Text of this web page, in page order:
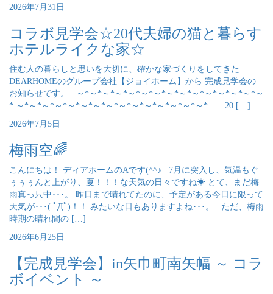
2026年7月31日
コラボ見学会☆20代夫婦の猫と暮らす
ホテルライクな家☆
住む人の暮らしと思いを大切に、確かな家づくりをしてきた
DEARHOMEのグループ会社【ジョイホーム】から 完成見学会の
お知らせです。 ～*～*～*～*～*～*～*～*～*～*～*～*～*～*～
* ～*～*～*～*～*～*～*～*～*～*～*～*～*～*～* 20 […]
2026年7月5日
梅雨空🌈
こんにちは！ ディアホームのAです(^^♪ 7月に突入し、気温もぐ
ぅぅぅんと上がり、夏！！！な天気の日々ですね☀ とて、まだ梅
雨真っ只中･･･。 昨日まで晴れてたのに、予定がある今日に限って
天気が･･･( ﾟДﾟ)！！ みたいな日もありますよね･･･。 ただ、梅雨
時期の晴れ間の […]
2026年6月25日
【完成見学会】in矢巾町南矢幅 ～ コラ
ボイベント ～